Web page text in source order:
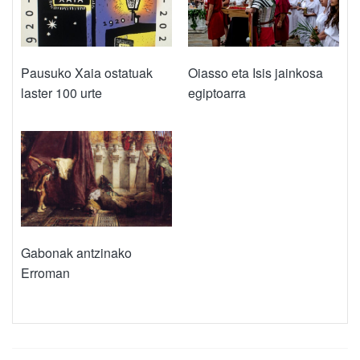
Pausuko Xaia ostatuak
laster 100 urte
Oiasso eta Isis jainkosa
egiptoarra
Gabonak antzinako
Erroman